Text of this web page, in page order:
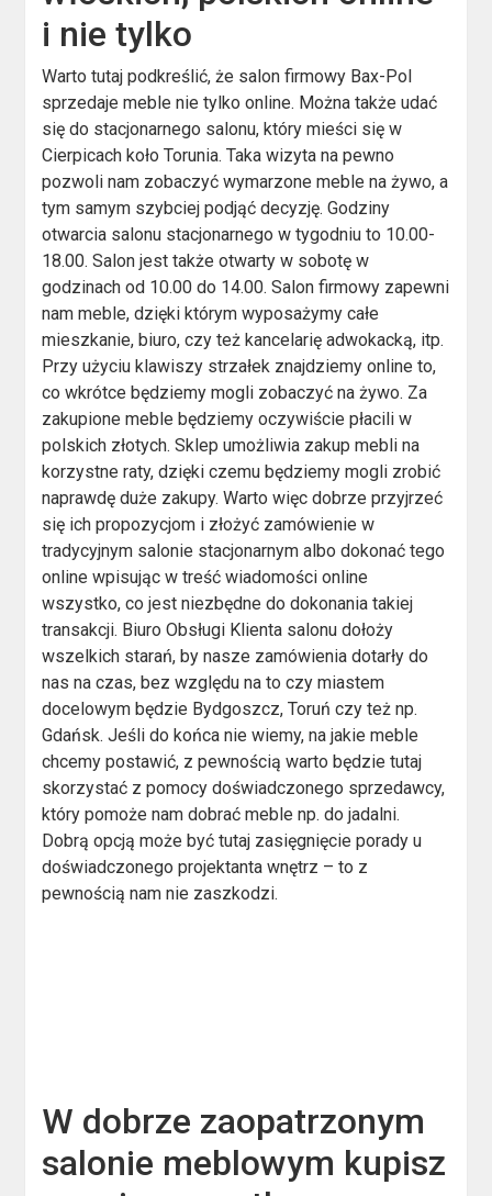
i nie tylko
Warto tutaj podkreślić, że salon firmowy Bax-Pol
sprzedaje meble nie tylko online. Można także udać
się do stacjonarnego salonu, który mieści się w
Cierpicach koło Torunia. Taka wizyta na pewno
pozwoli nam zobaczyć wymarzone meble na żywo, a
tym samym szybciej podjąć decyzję. Godziny
otwarcia salonu stacjonarnego w tygodniu to 10.00-
18.00. Salon jest także otwarty w sobotę w
godzinach od 10.00 do 14.00. Salon firmowy zapewni
nam meble, dzięki którym wyposażymy całe
mieszkanie, biuro, czy też kancelarię adwokacką, itp.
Przy użyciu klawiszy strzałek znajdziemy online to,
co wkrótce będziemy mogli zobaczyć na żywo. Za
zakupione meble będziemy oczywiście płacili w
polskich złotych. Sklep umożliwia zakup mebli na
korzystne raty, dzięki czemu będziemy mogli zrobić
naprawdę duże zakupy. Warto więc dobrze przyjrzeć
się ich propozycjom i złożyć zamówienie w
tradycyjnym salonie stacjonarnym albo dokonać tego
online wpisując w treść wiadomości online
wszystko, co jest niezbędne do dokonania takiej
transakcji. Biuro Obsługi Klienta salonu dołoży
wszelkich starań, by nasze zamówienia dotarły do
nas na czas, bez względu na to czy miastem
docelowym będzie Bydgoszcz, Toruń czy też np.
Gdańsk. Jeśli do końca nie wiemy, na jakie meble
chcemy postawić, z pewnością warto będzie tutaj
skorzystać z pomocy doświadczonego sprzedawcy,
który pomoże nam dobrać meble np. do jadalni.
Dobrą opcją może być tutaj zasięgnięcie porady u
doświadczonego projektanta wnętrz – to z
pewnością nam nie zaszkodzi.
W dobrze zaopatrzonym
salonie meblowym kupisz